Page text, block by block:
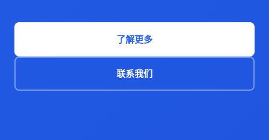
了解更多
联系我们